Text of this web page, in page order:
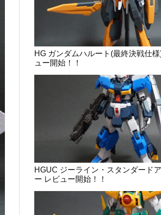
HG ガンダムハルート(最終決戦仕
ュー開始！！
HGUC ジーライン・スタンダード
ー レビュー開始！！